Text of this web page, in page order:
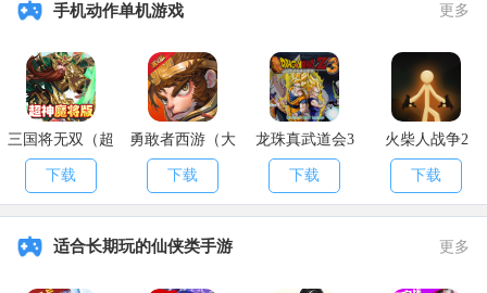
神秘图腾可直接触摸无法献祭(每次触摸消耗200精力)可召唤人形
怪物开启后有5分钟守护两个图腾柱不被摧毁即可，5分钟内无限制刷
怪，时间结束为触摸一次。
4，神人传说:
神人传说触摸需要首领试炼石(每次触摸消耗200精力)可召唤幻境
首领，击败后掉落武器装备或图纸(品质跟触摸者等级有关，等级越高
手机动作单机游戏 更多
三国将无双（超
神魔将版）
下载
勇敢者西游（大
乱斗）
下载
龙珠真武道会3
下载
火柴人战争2
下载
适合长期玩的仙侠类手游 更多